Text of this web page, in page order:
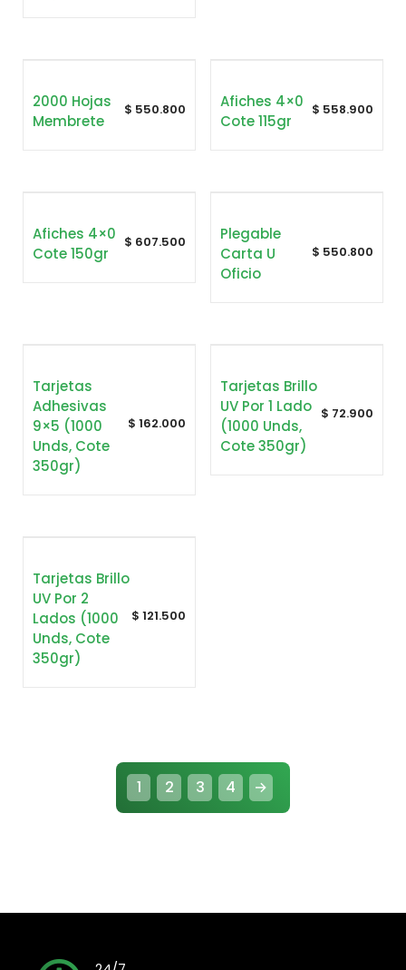
2000 Hojas
Membrete
$ 550.800
Afiches 4×0
Cote 115gr
$ 558.900
Afiches 4×0
Cote 150gr
$ 607.500
Plegable
Carta U
Oficio
$ 550.800
Tarjetas
Adhesivas
9×5 (1000
Unds, Cote
350gr)
$ 162.000
Tarjetas Brillo
UV Por 1 Lado
(1000 Unds,
Cote 350gr)
$ 72.900
Tarjetas Brillo
UV Por 2
Lados (1000
Unds, Cote
350gr)
$ 121.500
1 2 3 4 →